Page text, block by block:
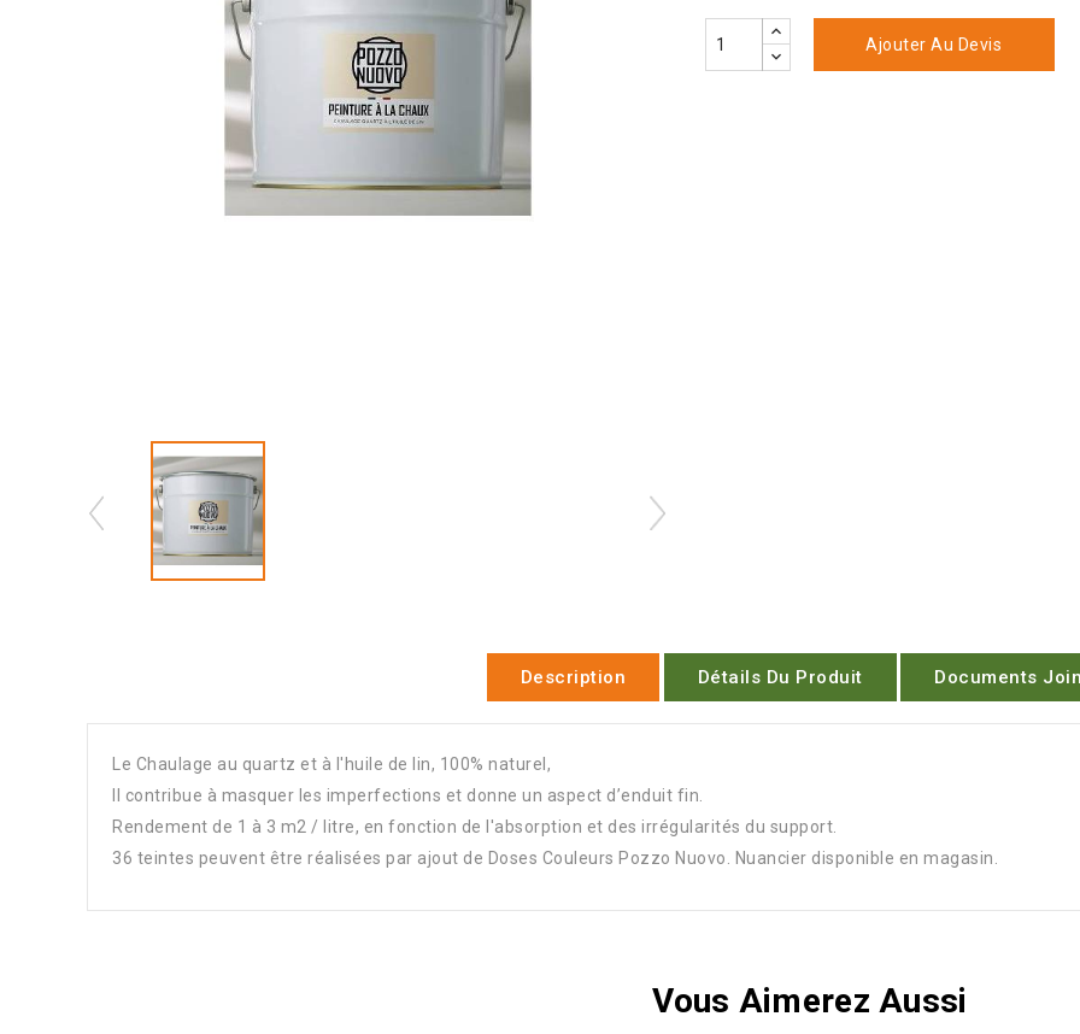
Ajouter Au Devis
Description Détails Du Produit Documents
Le Chaulage au quartz et à l'huile de lin, 100% naturel,
Il contribue à masquer les imperfections et donne un aspect d’enduit fin.
Rendement de 1 à 3 m2 / litre, en fonction de l'absorption et des irrégularités du support.
36 teintes peuvent être réalisées par ajout de Doses Couleurs Pozzo Nuovo. Nuancier disponible en magasin.
Vous Aimerez Aussi